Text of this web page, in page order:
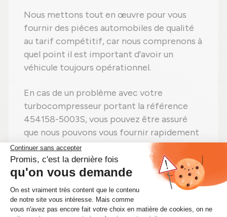
Nous mettons tout en œuvre pour vous
fournir des pièces automobiles de qualité
au tarif compétitif, car nous comprenons à
quel point il est important d'avoir un
véhicule toujours opérationnel.
En cas de un problème avec votre
turbocompresseur portant la référence
454158-5003S, vous pouvez être assuré
que nous pouvons vous fournir rapidement
le cartouche CHRA dont vous avez besoin.
Alors n'attendez plus ! Si vous avez besoin
d'un cartouche CHRA 454158-5003S,
commandez-le dès maintenant sur
Alsapièces.